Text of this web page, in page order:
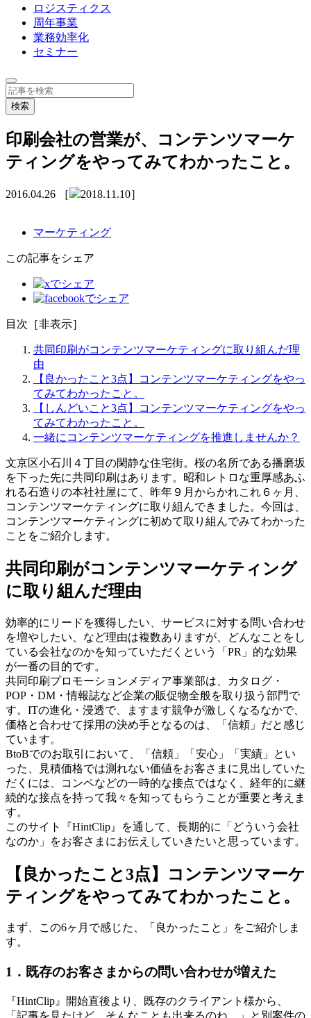
ロジスティクス
周年事業
業務効率化
セミナー
印刷会社の営業が、コンテンツマーケ
ティングをやってみてわかったこと。
2016.04.26 ［ 2018.11.10］
マーケティング
この記事をシェア
目次 ［非表示］
共同印刷がコンテンツマーケティングに取り組んだ理
由
【良かったこと3点】コンテンツマーケティングをやっ
てみてわかったこと。
【しんどいこと3点】コンテンツマーケティングをやっ
てみてわかったこと。
一緒にコンテンツマーケティングを推進しませんか？
文京区小石川４丁目の閑静な住宅街。桜の名所である播磨坂
を下った先に共同印刷はあります。昭和レトロな重厚感あふ
れる石造りの本社社屋にて、昨年９月からかれこれ６ヶ月、
コンテンツマーケティングに取り組んできました。今回は、
コンテンツマーケティングに初めて取り組んでみてわかった
ことをご紹介します。
共同印刷がコンテンツマーケティング
に取り組んだ理由
効率的にリードを獲得したい、サービスに対する問い合わせ
を増やしたい、など理由は複数ありますが、どんなことをし
ている会社なのかを知っていただくという「PR」的な効果
が一番の目的です。
共同印刷プロモーションメディア事業部は、カタログ・
POP・DM・情報誌など企業の販促物全般を取り扱う部門で
す。ITの進化・浸透で、ますます競争が激しくなるなかで、
価格と合わせて採用の決め手となるのは、「信頼」だと感じ
ています。
BtoBでのお取引において、「信頼」「安心」「実績」とい
った、見積価格では測れない価値をお客さまに見出していた
だくには、コンペなどの一時的な接点ではなく、経年的に継
続的な接点を持って我々を知ってもらうことが重要と考えま
す。
このサイト『HintClip』を通して、長期的に「どういう会社
なのか」をお客さまにお伝えしていきたいと思っています。
【良かったこと3点】コンテンツマーケ
ティングをやってみてわかったこと。
まず、この6ヶ月で感じた、「良かったこと」をご紹介しま
す。
1．既存のお客さまからの問い合わせが増えた
『HintClip』開始直後より、既存のクライアント様から、
「記事を見たけど、そんなことも出来るのね。」と別案件の